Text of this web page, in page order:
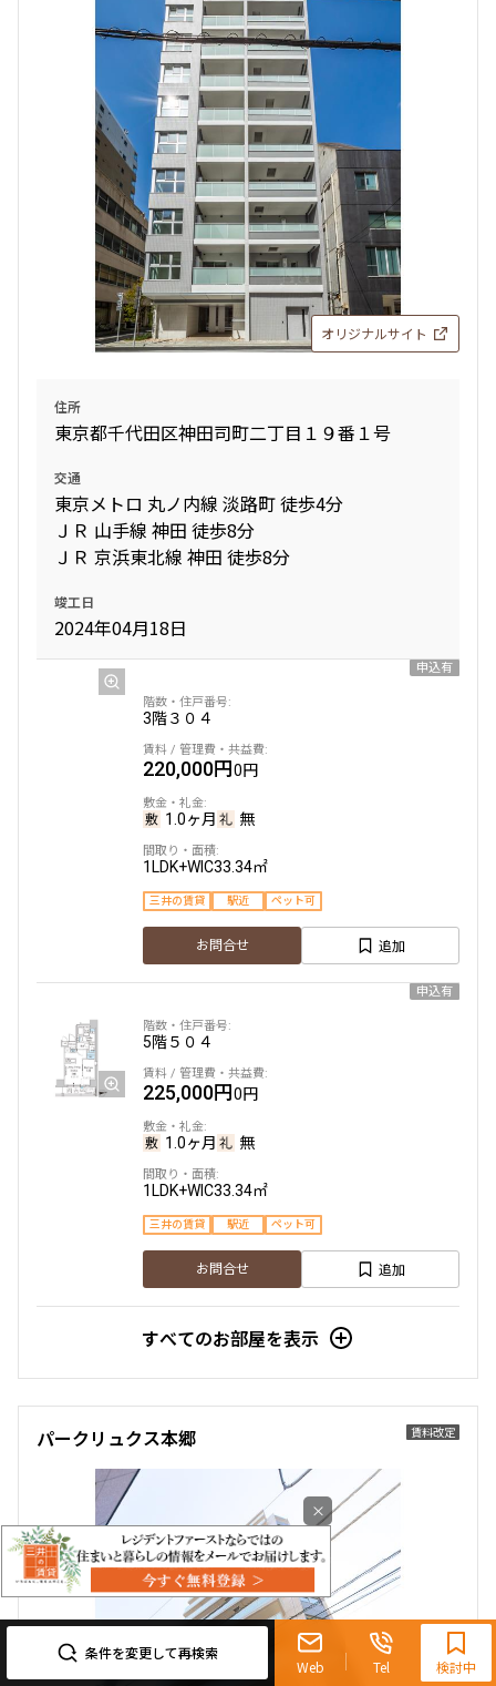
条件を変更して再検索
Web Tel
0120-321-719
9:30~18:00（水曜定休）
検討中
オリジナルサイト
住所
東京都千代田区神田司町二丁目１９番１号
交通
東京メトロ 丸ノ内線 淡路町 徒歩4分
ＪＲ 山手線 神田 徒歩8分
ＪＲ 京浜東北線 神田 徒歩8分
竣工日
2024年04月18日
申込有
3階３０４
220,000円0円
1.0ヶ月 無
1LDK+WIC33.34㎡
三井の賃貸 駅近 ペット可
お問合せ 追加
申込有
5階５０４
225,000円0円
1.0ヶ月 無
1LDK+WIC33.34㎡
三井の賃貸 駅近 ペット可
お問合せ 追加
すべてのお部屋を表示
賃料改定
パークリュクス本郷
×